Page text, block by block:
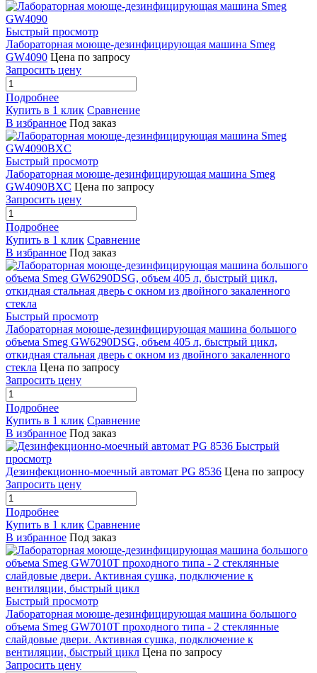
Быстрый просмотр
Лабораторная моюще-дезинфицирующая машина Smeg
GW4090 Цена по запросу
Запросить цену
Подробнее
Купить в 1 клик Сравнение
В избранное Под заказ
Быстрый просмотр
Лабораторная моюще-дезинфицирующая машина Smeg
GW4090BXC Цена по запросу
Запросить цену
Подробнее
Купить в 1 клик Сравнение
В избранное Под заказ
Быстрый просмотр
Лабораторная моюще-дезинфицирующая машина большого
объема Smeg GW6290DSG, объем 405 л, быстрый цикл,
откидная стальная дверь с окном из двойного закаленного
стекла Цена по запросу
Запросить цену
Подробнее
Купить в 1 клик Сравнение
В избранное Под заказ
Быстрый
просмотр
Дезинфекционно-моечный автомат PG 8536 Цена по запросу
Запросить цену
Подробнее
Купить в 1 клик Сравнение
В избранное Под заказ
Быстрый просмотр
Лабораторная моюще-дезинфицирующая машина большого
объема Smeg GW7010T проходного типа - 2 стеклянные
слайдовые двери. Активная сушка, подключение к
вентиляции, быстрый цикл Цена по запросу
Запросить цену